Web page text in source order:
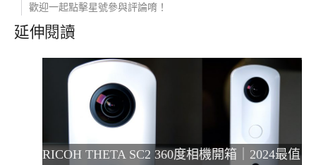
歡迎一起點擊星號參與評論唷！
延伸閱讀
RICOH THETA SC2 360度相機開箱｜2024最值